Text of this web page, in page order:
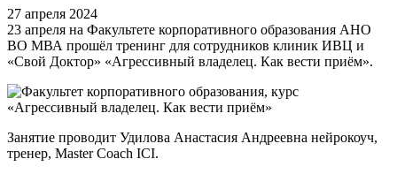
27 апреля 2024
23 апреля на Факультете корпоративного образования АНО
ВО МВА прошёл тренинг для сотрудников клиник ИВЦ и
«Свой Доктор» «Агрессивный владелец. Как вести приём».
Занятие проводит Удилова Анастасия Андреевна нейрокоуч,
тренер, Master Coach ICI.